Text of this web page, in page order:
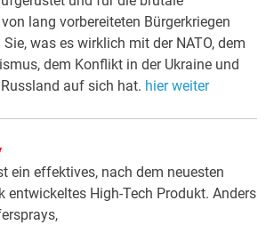
lang vorbereiteten Bürgerkriegen
was es wirklich mit der NATO, dem
dem Konflikt in der Ukraine und
auf sich hat. hier weiter
ein effektives, nach dem neuesten
entwickeltes High-Tech Produkt. Anders